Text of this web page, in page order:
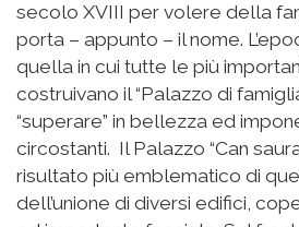
secolo XVIII per volere della
porta – appunto – il nome.
quella in cui tutte le più
costruivano il “Palazzo di
“superare” in bellezza ed
circostanti. Il Palazzo “Can
risultato più emblematico di
dell’unione di diversi edifici,